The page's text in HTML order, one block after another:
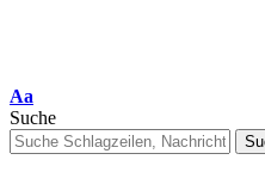
Font
Resizer
Aa
Suche